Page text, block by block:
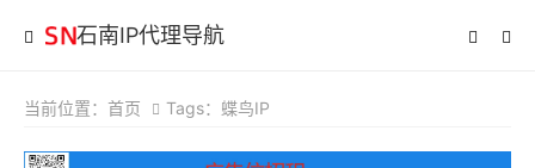
石南IP代理导航
当前位置： 首页 Tags：蝶鸟IP